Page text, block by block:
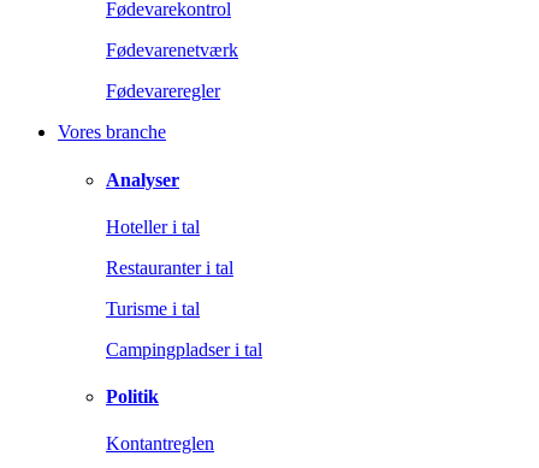
Fødevarekontrol
Fødevarenetværk
Fødevareregler
Vores branche
Analyser
Hoteller i tal
Restauranter i tal
Turisme i tal
Campingpladser i tal
Politik
Kontantreglen